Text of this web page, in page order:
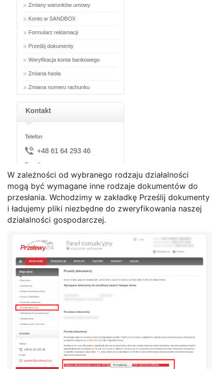
W zależności od wybranego rodzaju działalności
mogą być wymagane inne rodzaje dokumentów do
przesłania. Wchodzimy w zakładkę Prześlij dokumenty
i ładujemy pliki niezbędne do zweryfikowania naszej
działalności gospodarczej.